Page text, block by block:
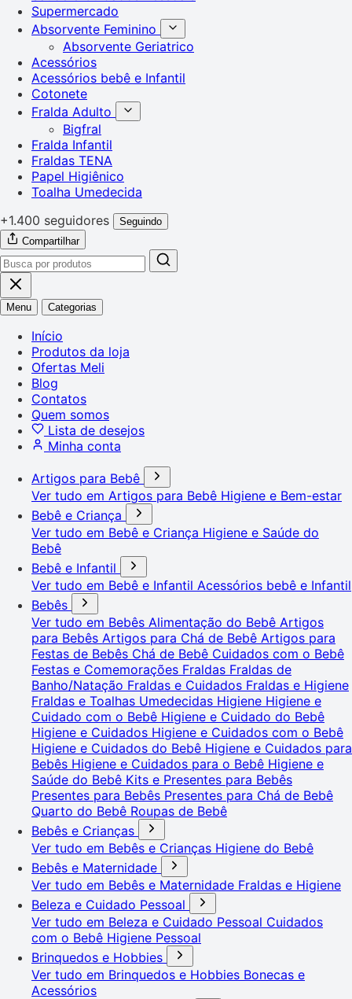
Supermercado
Absorvente Feminino
Absorvente Geriatrico
Acessórios
Acessórios bebê e Infantil
Cotonete
Fralda Adulto
Bigfral
Fralda Infantil
Fraldas TENA
Papel Higiênico
Toalha Umedecida
+1.400 seguidores
Seguindo
Compartilhar
Menu Categorias
Início
Produtos da loja
Ofertas Meli
Blog
Contatos
Quem somos
Lista de desejos
Minha conta
Artigos para Bebê
Ver tudo em Artigos para Bebê Higiene e Bem-estar
Bebê e Criança
Ver tudo em Bebê e Criança Higiene e Saúde do
Bebê
Bebê e Infantil
Ver tudo em Bebê e Infantil Acessórios bebê e Infantil
Bebês
Ver tudo em Bebês Alimentação do Bebê Artigos
para Bebês Artigos para Chá de Bebê Artigos para
Festas de Bebês Chá de Bebê Cuidados com o Bebê
Festas e Comemorações Fraldas Fraldas de
Banho/Natação Fraldas e Cuidados Fraldas e Higiene
Fraldas e Toalhas Umedecidas Higiene Higiene e
Cuidado com o Bebê Higiene e Cuidado do Bebê
Higiene e Cuidados Higiene e Cuidados com o Bebê
Higiene e Cuidados do Bebê Higiene e Cuidados para
Bebês Higiene e Cuidados para o Bebê Higiene e
Saúde do Bebê Kits e Presentes para Bebês
Presentes para Bebês Presentes para Chá de Bebê
Quarto do Bebê Roupas de Bebê
Bebês e Crianças
Ver tudo em Bebês e Crianças Higiene do Bebê
Bebês e Maternidade
Ver tudo em Bebês e Maternidade Fraldas e Higiene
Beleza e Cuidado Pessoal
Ver tudo em Beleza e Cuidado Pessoal Cuidados
com o Bebê Higiene Pessoal
Brinquedos e Hobbies
Ver tudo em Brinquedos e Hobbies Bonecas e
Acessórios